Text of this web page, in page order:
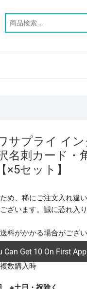
サプライ イ
名刺カード・
×5セット】
め、稀にご注文入れ違
ざいます。誠に恐れ入
料がかかる場合がござい
への配送時
数購入時
Can Get 10 On First